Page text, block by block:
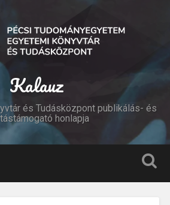
Kalauz
és Tudásközpont publikálás- és
honlapja